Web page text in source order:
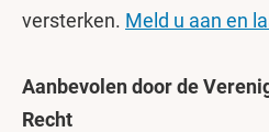
versterken. Meld u aan en
Aanbevolen door de
Recht